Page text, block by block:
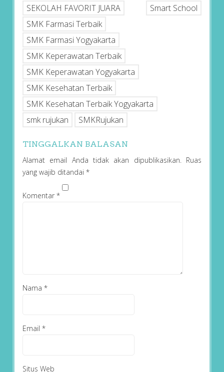
SEKOLAH FAVORIT JUARA
Smart School
SMK Farmasi Terbaik
SMK Farmasi Yogyakarta
SMK Keperawatan Terbaik
SMK Keperawatan Yogyakarta
SMK Kesehatan Terbaik
SMK Kesehatan Terbaik Yogyakarta
smk rujukan
SMKRujukan
TINGGALKAN BALASAN
Alamat email Anda tidak akan dipublikasikan. Ruas
yang wajib ditandai *
Komentar *
Nama *
Email *
Situs Web